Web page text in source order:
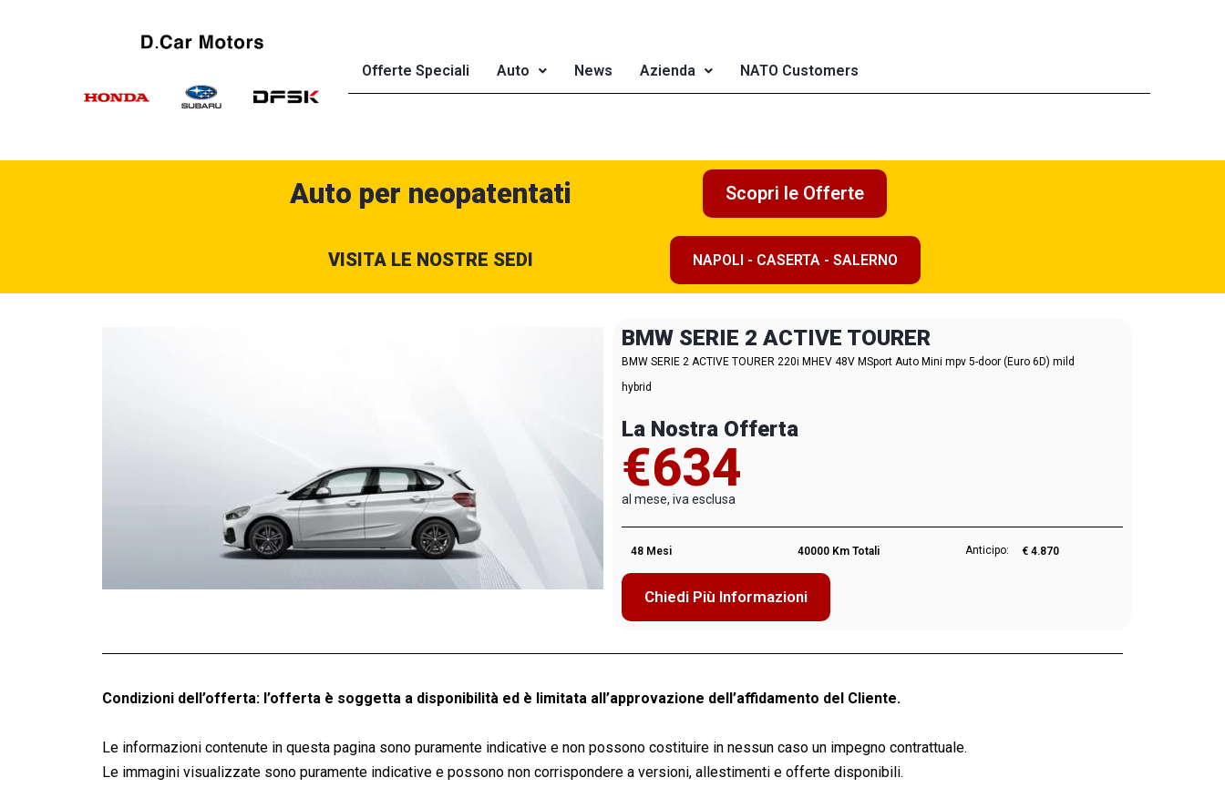
Offerte Speciali Auto News Azienda NATO Customers
Auto per neopatentati Scopri le Offerte
VISITA LE NOSTRE SEDI NAPOLI - CASERTA - SALERNO
BMW SERIE 2 ACTIVE TOURER
BMW SERIE 2 ACTIVE TOURER 220i MHEV 48V MSport Auto Mini mpv 5-door (Euro 6D) mild
hybrid
La Nostra Offerta
€634
al mese, iva esclusa
48 Mesi 40000 Km Totali Anticipo: € 4.870
Chiedi Più Informazioni
Condizioni dell’offerta: l’offerta è soggetta a disponibilità ed è limitata all’approvazione dell’affidamento del Cliente.
Le informazioni contenute in questa pagina sono puramente indicative e non possono costituire in nessun caso un impegno contrattuale.
Le immagini visualizzate sono puramente indicative e possono non corrispondere a versioni, allestimenti e offerte disponibili.